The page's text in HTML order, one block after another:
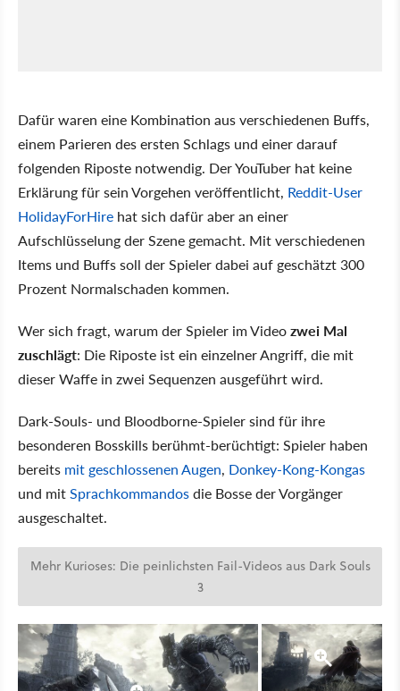
Dafür waren eine Kombination aus verschiedenen Buffs,
einem Parieren des ersten Schlags und einer darauf
folgenden Riposte notwendig. Der YouTuber hat keine
Erklärung für sein Vorgehen veröffentlicht, Reddit-User
HolidayForHire hat sich dafür aber an einer
Aufschlüsselung der Szene gemacht. Mit verschiedenen
Items und Buffs soll der Spieler dabei auf geschätzt 300
Prozent Normalschaden kommen.
Wer sich fragt, warum der Spieler im Videozwei Mal
zuschlägt: Die Riposte ist ein einzelner Angriff, die mit
dieser Waffe in zwei Sequenzen ausgeführt wird.
Dark-Souls- und Bloodborne-Spieler sind für ihre
besonderen Bosskills berühmt-berüchtigt: Spieler haben
bereits mit geschlossenen Augen, Donkey-Kong-Kongas
und mitSprachkommandosdie Bosse der Vorgänger
ausgeschaltet.
Mehr Kurioses: Die peinlichsten Fail-Videos aus Dark Souls
3